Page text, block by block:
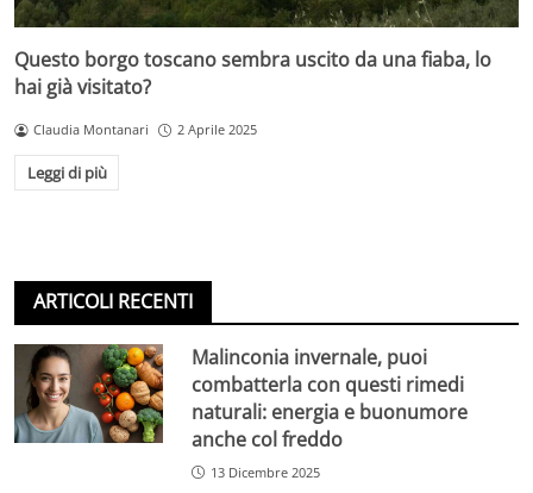
Questo borgo toscano sembra uscito da una fiaba, lo
hai già visitato?
Claudia Montanari 2 Aprile 2025
Leggi di più
ARTICOLI RECENTI
Malinconia invernale, puoi
combatterla con questi rimedi
naturali: energia e buonumore
anche col freddo
13 Dicembre 2025